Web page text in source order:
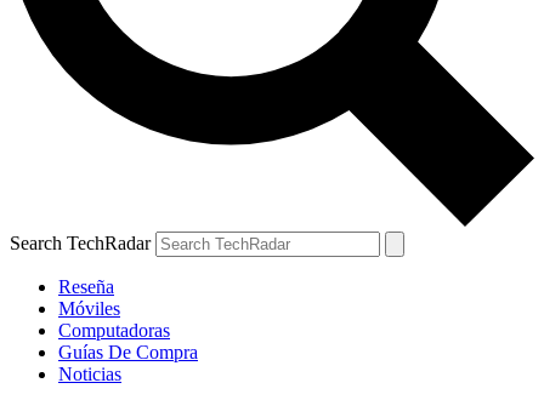
Search TechRadar
Reseña
Móviles
Computadoras
Guías De Compra
Noticias